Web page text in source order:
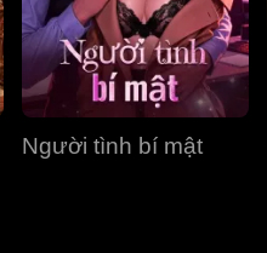
Người tình bí mật